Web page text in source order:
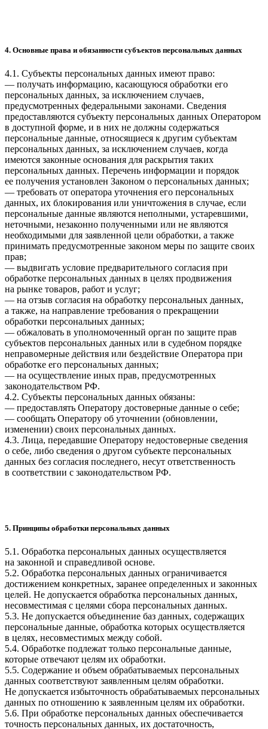
4. Основные права и обязанности субъектов персональных данных
4.1. Субъекты персональных данных имеют право:
— получать информацию, касающуюся обработки его
персональных данных, за исключением случаев,
предусмотренных федеральными законами. Сведения
предоставляются субъекту персональных данных Оператором
в доступной форме, и в них не должны содержаться
персональные данные, относящиеся к другим субъектам
персональных данных, за исключением случаев, когда
имеются законные основания для раскрытия таких
персональных данных. Перечень информации и порядок
ее получения установлен Законом о персональных данных;
— требовать от оператора уточнения его персональных
данных, их блокирования или уничтожения в случае, если
персональные данные являются неполными, устаревшими,
неточными, незаконно полученными или не являются
необходимыми для заявленной цели обработки, а также
принимать предусмотренные законом меры по защите своих
прав;
— выдвигать условие предварительного согласия при
обработке персональных данных в целях продвижения
на рынке товаров, работ и услуг;
— на отзыв согласия на обработку персональных данных,
а также, на направление требования о прекращении
обработки персональных данных;
— обжаловать в уполномоченный орган по защите прав
субъектов персональных данных или в судебном порядке
неправомерные действия или бездействие Оператора при
обработке его персональных данных;
— на осуществление иных прав, предусмотренных
законодательством РФ.
4.2. Субъекты персональных данных обязаны:
— предоставлять Оператору достоверные данные о себе;
— сообщать Оператору об уточнении (обновлении,
изменении) своих персональных данных.
4.3. Лица, передавшие Оператору недостоверные сведения
о себе, либо сведения о другом субъекте персональных
данных без согласия последнего, несут ответственность
в соответствии с законодательством РФ.
5. Принципы обработки персональных данных
5.1. Обработка персональных данных осуществляется
на законной и справедливой основе.
5.2. Обработка персональных данных ограничивается
достижением конкретных, заранее определенных и законных
целей. Не допускается обработка персональных данных,
несовместимая с целями сбора персональных данных.
5.3. Не допускается объединение баз данных, содержащих
персональные данные, обработка которых осуществляется
в целях, несовместимых между собой.
5.4. Обработке подлежат только персональные данные,
которые отвечают целям их обработки.
5.5. Содержание и объем обрабатываемых персональных
данных соответствуют заявленным целям обработки.
Не допускается избыточность обрабатываемых персональных
данных по отношению к заявленным целям их обработки.
5.6. При обработке персональных данных обеспечивается
точность персональных данных, их достаточность,